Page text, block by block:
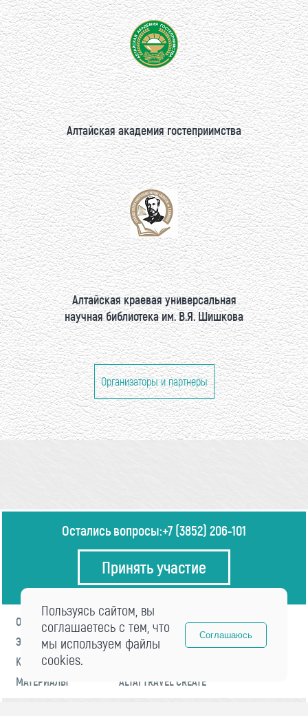
Алтайская академия гостеприимства
Алтайская краевая универсальная
научная библиотека им. В.Я. Шишкова
Организаторы и партнеры
Остались вопросы:+7 (3852) 206-101
Принять участие
О ФОРУМЕ
ПРОГРАММА
ЭКСПЕРТЫ
НОВОСТИ
КОНТАКТЫ
МАТЕРИАЛЫ
ALTAI TRAVEL CREATE
Пользуясь сайтом, вы
соглашаетесь с тем, что
мы используем файлы
cookies.
Соглашаюсь